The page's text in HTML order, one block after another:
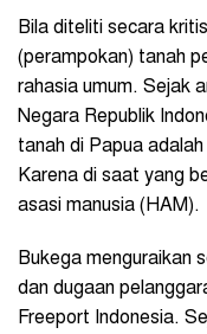
Bila diteliti secara
(perampokan) tanah
rahasia umum. Sejak
Negara Republik
tanah di Papua
Karena di saat yang
asasi manusia (HAM).
Bukega menguraikan
dan dugaan
Freeport Indonesia.